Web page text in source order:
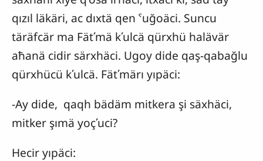
qızıl läkäri, ac dıxtä qen ˁuğoäci. Suncu
täräfcär ma Fätʹmä kʹulcä qürxhü halävär
aħanä cidir särxhäci. Ugoy dide qaş-qabağlu
qürxhücü kʹulcä. Fätʹmärı yıpäci:
-Ay dide, qaqh bädäm mitkera şi säxhäci,
mitker şımä yoçʹuci?
Hecir yıpäci: